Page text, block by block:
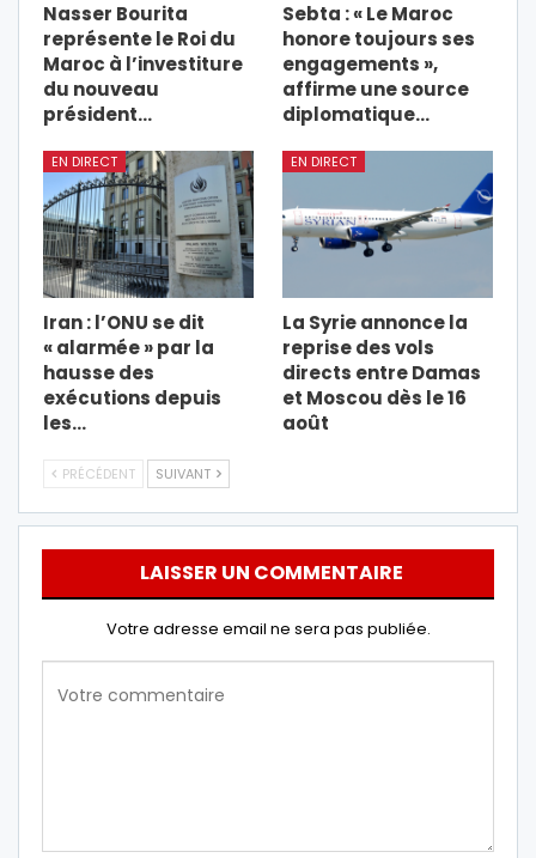
Nasser Bourita
représente le Roi du
Maroc à l’investiture
du nouveau
président…
Sebta : « Le Maroc
honore toujours ses
engagements »,
affirme une source
diplomatique…
EN DIRECT
Iran : l’ONU se dit
« alarmée » par la
hausse des
exécutions depuis
les…
EN DIRECT
La Syrie annonce la
reprise des vols
directs entre Damas
et Moscou dès le 16
août
PRÉCÉDENT SUIVANT
LAISSER UN COMMENTAIRE
Votre adresse email ne sera pas publiée.